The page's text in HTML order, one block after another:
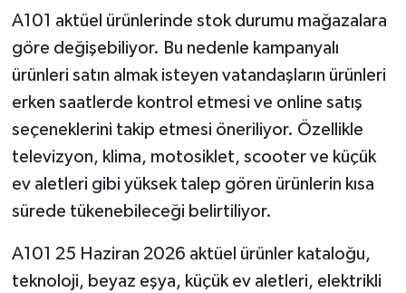
A101 aktüel ürünlerinde stok durumu mağazalara
göre değişebiliyor. Bu nedenle kampanyalı
ürünleri satın almak isteyen vatandaşların ürünleri
erken saatlerde kontrol etmesi ve online satış
seçeneklerini takip etmesi öneriliyor. Özellikle
televizyon, klima, motosiklet, scooter ve küçük
ev aletleri gibi yüksek talep gören ürünlerin kısa
sürede tükenebileceği belirtiliyor.
A101 25 Haziran 2026 aktüel ürünler kataloğu,
teknoloji, beyaz eşya, küçük ev aletleri, elektrikli